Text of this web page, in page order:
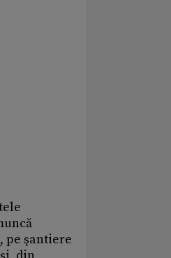
pe şantiere